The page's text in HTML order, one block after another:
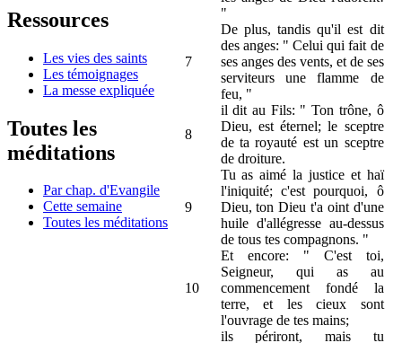
Ressources
Les vies des saints
Les témoignages
La messe expliquée
Toutes les
méditations
Par chap. d'Evangile
Cette semaine
Toutes les méditations
"
7
De plus, tandis qu'il est dit
des anges: " Celui qui fait de
ses anges des vents, et de ses
serviteurs une flamme de
feu, "
8
il dit au Fils: " Ton trône, ô
Dieu, est éternel; le sceptre
de ta royauté est un sceptre
de droiture.
9
Tu as aimé la justice et haï
l'iniquité; c'est pourquoi, ô
Dieu, ton Dieu t'a oint d'une
huile d'allégresse au-dessus
de tous tes compagnons. "
10
Et encore: " C'est toi,
Seigneur, qui as au
commencement fondé la
terre, et les cieux sont
l'ouvrage de tes mains;
ils périront, mais tu